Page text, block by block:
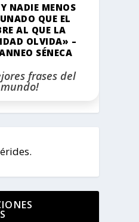
NADIE MENOS
QUE EL
AL QUE LA
OLVIDA» –
SÉNECA
frases del
mundo!